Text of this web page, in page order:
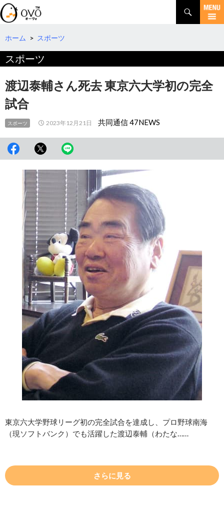
検
索
コ
テ
へ
移
動
ホーム > スポーツ
スポーツ
渡辺泰輔さん死去 東京六大学初の完全
試合
スポーツ 2023年12月21日 共同通信 47NEWS
東京六大学野球リーグ初の完全試合を達成し、プロ野球南海
（現ソフトバンク）でも活躍した渡辺泰輔（わたな……
さらに見る